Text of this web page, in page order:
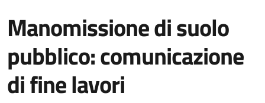
Manomissione di suolo
pubblico: comunicazione
di fine lavori